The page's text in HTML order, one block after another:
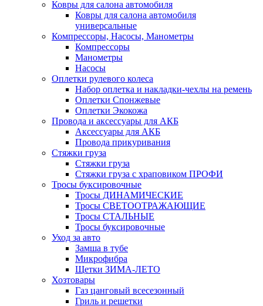
Ковры для салона автомобиля
Ковры для салона автомобиля
универсальные
Компрессоры, Насосы, Манометры
Компрессоры
Манометры
Насосы
Оплетки рулевого колеса
Набор оплетка и накладки-чехлы на ремень
Оплетки Спонжевые
Оплетки Экокожа
Провода и аксессуары для АКБ
Аксессуары для АКБ
Провода прикуривания
Стяжки груза
Стяжки груза
Стяжки груза с храповиком ПРОФИ
Тросы буксировочные
Тросы ДИНАМИЧЕСКИЕ
Тросы СВЕТООТРАЖАЮЩИЕ
Тросы СТАЛЬНЫЕ
Тросы буксировочные
Уход за авто
Замша в тубе
Микрофибра
Щетки ЗИМА-ЛЕТО
Хозтовары
Газ цанговый всесезонный
Гриль и решетки